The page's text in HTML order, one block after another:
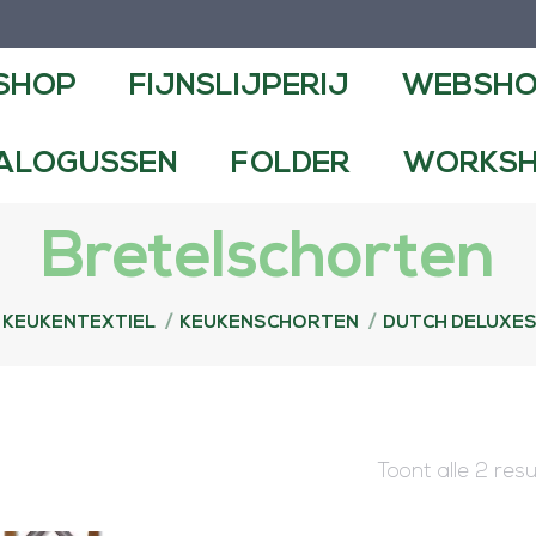
FIJNSLIJPERIJ
FOLDER
Bretelschorten
KEUKENTEXTIEL KEUKENSCHORTEN DUTCH DELUXES
Toont alle 2